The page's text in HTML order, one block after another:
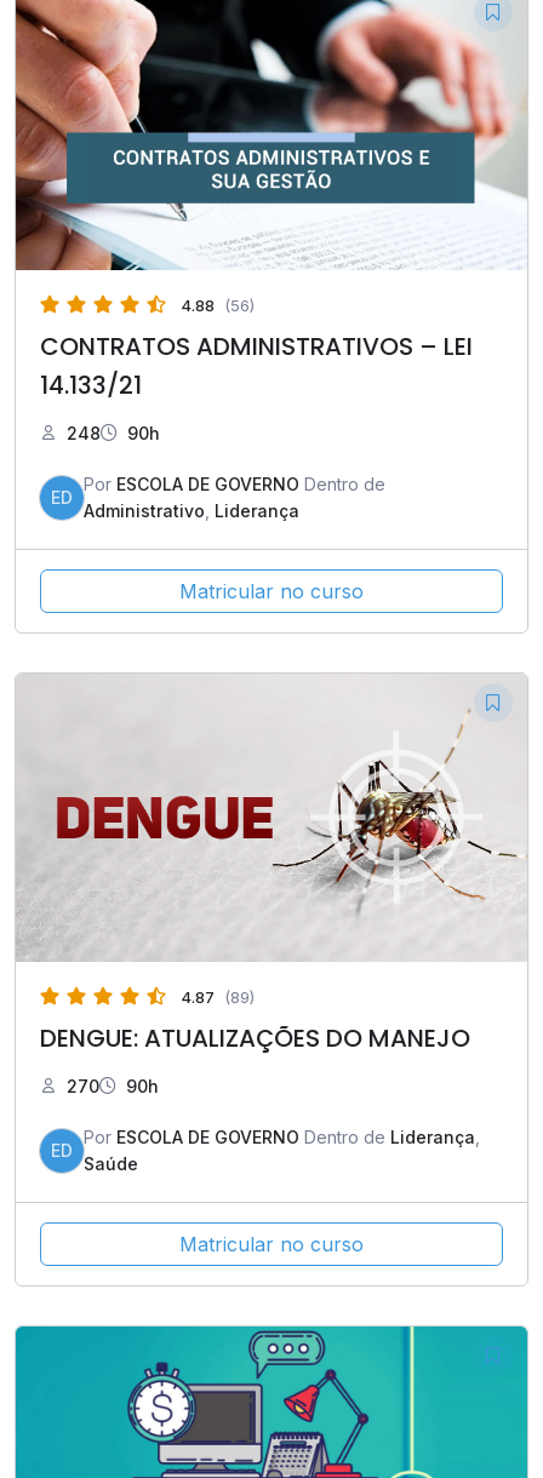
4.88 (56)
CONTRATOS ADMINISTRATIVOS – LEI
14.133/21
248 90h
ED
Por ESCOLA DE GOVERNO Dentro de
Administrativo Liderança
Matricular no curso
4.87 (89)
DENGUE: ATUALIZAÇÕES DO MANEJO
270 90h
ED
Por ESCOLA DE GOVERNO Dentro de Liderança
Saúde
Matricular no curso